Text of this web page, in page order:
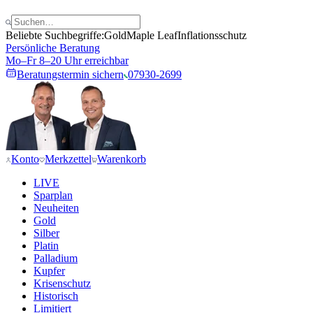
Beliebte Suchbegriffe:GoldMaple LeafInflationsschutz
Persönliche Beratung
Mo–Fr 8–20 Uhr erreichbar
Beratungstermin sichern 07930-2699
Konto Merkzettel Warenkorb
LIVE
Sparplan
Neuheiten
Gold
Silber
Platin
Palladium
Kupfer
Krisenschutz
Historisch
Limitiert